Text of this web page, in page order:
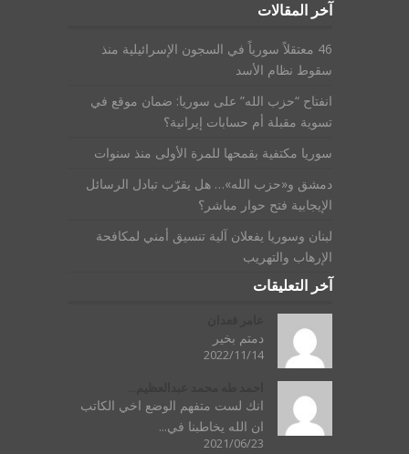
آخر المقالات
46 معتقلاً سورياً في السجون الإسرائيلية منذ
سقوط نظام الأسد
انفتاح “حزب الله” على سوريا: ضمان موقع في
تسوية مقبلة أم حسابات إيرانية؟
سوريا مكتفية بقمحها للمرة الأولى منذ سنوات
دمشق و«حزب الله»… هل يقرّب تبادل الرسائل
الإيجابية فتح حوار مباشر؟
لبنان وسوريا يفعلان آلية تنسيق أمني لمكافحة
الإرهاب والتهريب
آخر التعليقات
دمتم بخير
2022/11/14
انك لست متفهم الوضع اخي الكاتب
ان الله يخاطبنا في...
2021/06/23